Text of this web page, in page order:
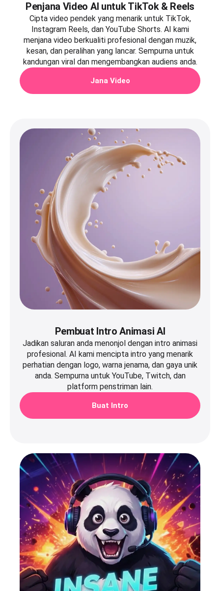
Penjana Video AI untuk TikTok & Reels
Cipta video pendek yang menarik untuk TikTok,
Instagram Reels, dan YouTube Shorts. AI kami
menjana video berkualiti profesional dengan muzik,
kesan, dan peralihan yang lancar. Sempurna untuk
kandungan viral dan mengembangkan audiens anda.
Jana Video
Pembuat Intro Animasi AI
Jadikan saluran anda menonjol dengan intro animasi
profesional. AI kami mencipta intro yang menarik
perhatian dengan logo, warna jenama, dan gaya unik
anda. Sempurna untuk YouTube, Twitch, dan
platform penstriman lain.
Buat Intro